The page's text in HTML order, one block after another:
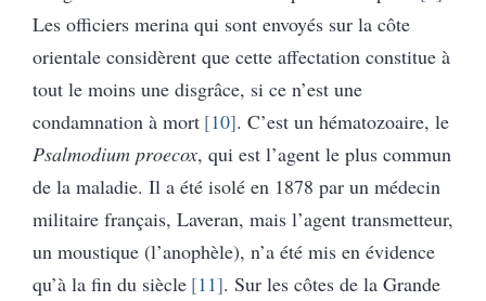
Les officiers merina qui sont envoyés sur la côte
orientale considèrent que cette affectation constitue à
tout le moins une disgrâce, si ce n’est une
condamnation à mort 10 . C’est un hématozoaire, le
Psalmodium proecox, qui est l’agent le plus commun
de la maladie. Il a été isolé en 1878 par un médecin
militaire français, Laveran, mais l’agent transmetteur,
un moustique (l’anophèle), n’a été mis en évidence
qu’à la fin du siècle 11 . Sur les côtes de la Grande